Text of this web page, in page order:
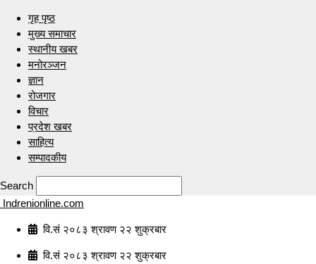
गृह पृष्ठ
मुख्य समाचार
स्थानीय खबर
मनोरञ्जन
ज्ञान
रोजगार
विचार
प्रदेश खबर
साहित्य
सम्पादकीय
Search
Indrenionline.com
वि.सं २०८३ श्रावण २२ शुक्रबार
वि.सं २०८३ श्रावण २२ शुक्रबार